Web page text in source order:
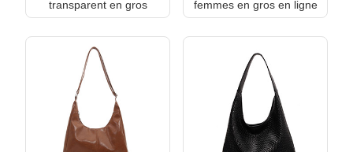
transparent en gros
femmes en gros en ligne